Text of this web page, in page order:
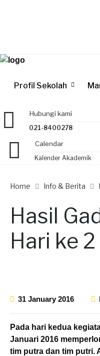
Profil Sekolah
Hubungi kami
021-8400278
Calendar
Kalender Akademik
Home Info & Berita
Hasil
Hari ke 2
31 January 2016
Pada hari kedua
Januari 2016
tim putra dan tim putri.